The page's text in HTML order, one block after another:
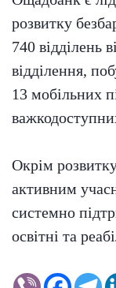
розвитку
740 відділень
відділення,
13 мобільних
Окрім
активним
системно
освітні та